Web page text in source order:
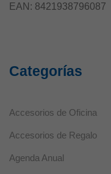
EAN: 8421938796087
Categorías
Accesorios de Oficina
Accesorios de Regalo
Agenda Anual